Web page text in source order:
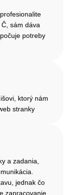
sám dáva
potreby
ktorý nám
stranky
a zadania,
jednak čo
zapracovanie